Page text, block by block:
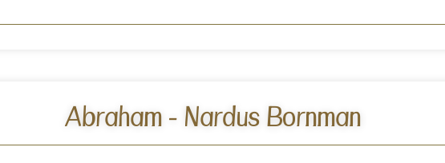
Abraham - Nardus Bornman